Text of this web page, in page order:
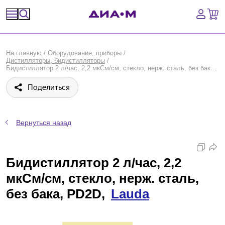
Оборудование, приборы
Расходные материалы, пластик, стекло
Библиотека
Войти
На главную / Оборудование, приборы /
Дистилляторы, бидистилляторы /
Бидистиллятор 2 л/час, 2,2 мкСм/см, стекло, нерж. сталь, без бака, PD2D, Lauda
Поделиться
Вернуться назад
Бидистиллятор 2 л/час, 2,2
мкСм/см, стекло, нерж. сталь,
без бака, PD2D, Lauda